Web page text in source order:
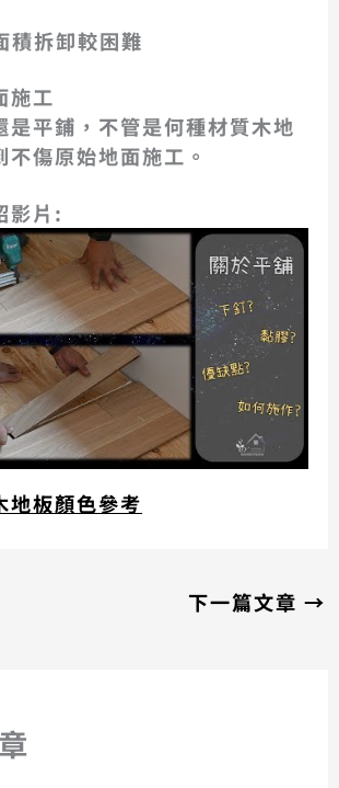
積拆卸較困難
施工
是平鋪，不管是何種材質木地
傷原始地面施工。
影片:
地板顏色參考
下一篇文章→